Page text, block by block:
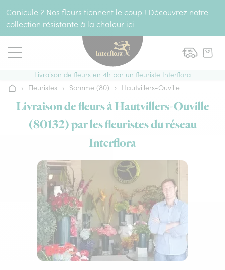
Canicule ? Nos fleurs tiennent le coup ! Découvrez notre
collection résistante à la chaleur ici
Livraison de fleurs en 4h par un fleuriste Interflora
Accueil
› Fleuristes › Somme (80) › Hautvillers-Ouville
Livraison de fleurs à Hautvillers-Ouville
(80132) par les fleuristes du réseau
Interflora